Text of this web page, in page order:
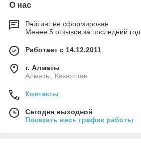
О нас
Рейтинг не сформирован
Менее 5 отзывов за последний год
Работает с 14.12.2011
г. Алматы
Алматы, Казахстан
Контакты
Сегодня выходной
Показать весь график работы